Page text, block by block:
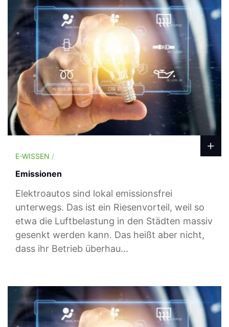
E-WISSEN /
Emissionen
Elektroautos sind lokal emissionsfrei
unterwegs. Das ist ein Riesenvorteil, weil so
etwa die Luftbelastung in den Städten massiv
gesenkt werden kann. Das heißt aber nicht,
dass ihr Betrieb überhau...